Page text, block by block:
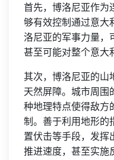
首先，博洛尼亚作为
够有效控制通过意大
洛尼亚的军事力量，
甚至可能对整个意大
其次，博洛尼亚的山
天然屏障。城市周围
种地理特点使得敌方
制。善于利用地形的
置伏击等手段，发挥
推进速度，甚至实施